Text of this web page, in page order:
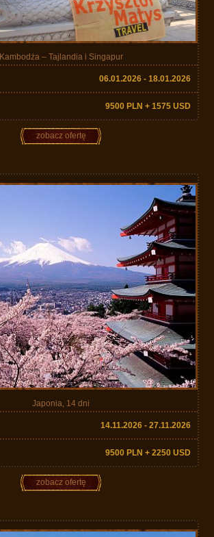
Kambodża – Tajlandia i Singapur
06.01.2026 - 18.01.2026
9500 PLN + 1575 USD
zobacz ofertę
Japonia, 14 dni
14.11.2026 - 27.11.2026
9500 PLN + 2250 USD
zobacz ofertę